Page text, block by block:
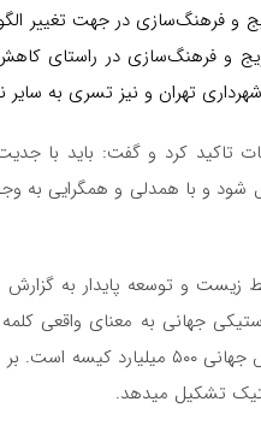
و فرهنگ‌سازی در جهت
و فرهنگ‌سازی در راستای
تهران و نیز تسری به سایر
تاکید کرد و گفت: باید با
شود و با همدلی و همگرایی به
زیست و توسعه پایدار به
جهانی به معنای